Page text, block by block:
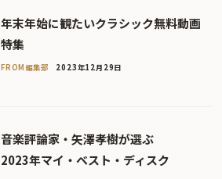
年末年始に観たいクラシック無料動画
特集
FROM編集部 2023年12月29日
音楽評論家・矢澤孝樹が選ぶ
2023年マイ・ベスト・ディスク